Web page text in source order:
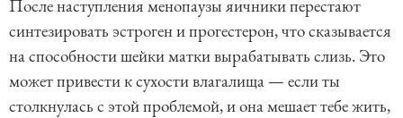
После наступления менопаузы яичники перестают
синтезировать эстроген и прогестерон, что сказывается
на способности шейки матки вырабатывать слизь. Это
может привести к сухости влагалища — если ты
столкнулась с этой проблемой, и она мешает тебе жить,